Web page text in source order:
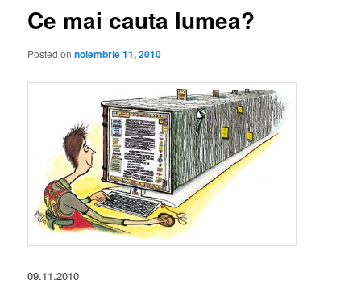
Ce mai cauta lumea?
Posted onnoiembrie 11, 2010
09.11.2010